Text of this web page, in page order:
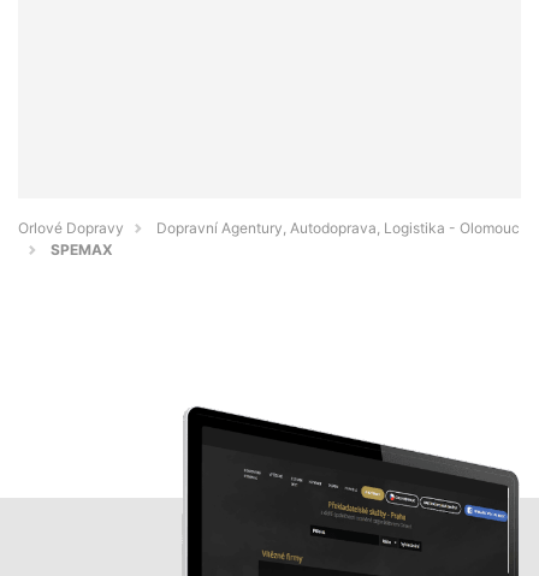
Orlové Dopravy
Dopravní Agentury, Autodoprava, Logistika - Olomouc
SPEMAX